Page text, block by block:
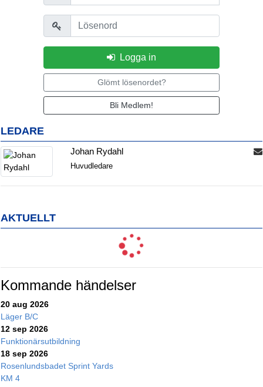
LEDARE
Johan Rydahl
Huvudledare
AKTUELLT
Kommande händelser
20 aug 2026
Läger B/C
12 sep 2026
Funktionärsutbildning
18 sep 2026
Rosenlundsbadet Sprint Yards
KM 4
Lösenord
Logga in
Glömt lösenordet?
Bli Medlem!